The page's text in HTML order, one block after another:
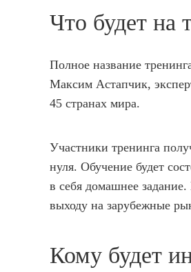
Что будет на
Полное название
Максим Астапчик,
45 странах мира.
Участники тренинга
нуля. Обучение будет
в себя домашнее
выходу на зарубежные
Кому будет